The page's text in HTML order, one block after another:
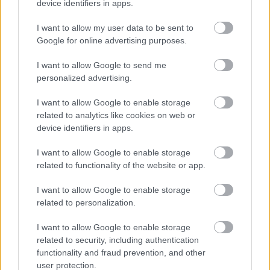
device identifiers in apps.
I want to allow my user data to be sent to
Google for online advertising purposes.
I want to allow Google to send me
personalized advertising.
I want to allow Google to enable storage
related to analytics like cookies on web or
device identifiers in apps.
I want to allow Google to enable storage
related to functionality of the website or app.
I want to allow Google to enable storage
related to personalization.
I want to allow Google to enable storage
related to security, including authentication
functionality and fraud prevention, and other
user protection.
csapat első “wing car” autója, és egyáltalán nem
működött, eszméletlenül instabil volt. Akkoriban
a CanAm szériában is versenyeztem Amerikában.
1980 elején Teddy Mayer azt mondta nekem,
hogy meg akarják tudni, hogy mennyire is
vagyok jó versenyző, és szerveztek egy szétlövés
Le Castelletbe Prost ellen. Megmondtam John
nem fogok részt venni. Visszamentem az
megnyertem a CanAm bajnokságát.
1981-ben tértél vissza a Forma-1-be, a
Theodore és fel szezonra a Talbot-Ligier